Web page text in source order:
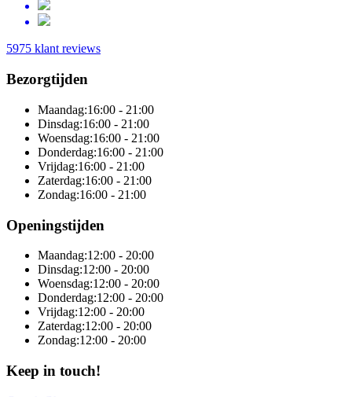
5975 klant reviews
Bezorgtijden
Maandag:16:00 - 21:00
Dinsdag:16:00 - 21:00
Woensdag:16:00 - 21:00
Donderdag:16:00 - 21:00
Vrijdag:16:00 - 21:00
Zaterdag:16:00 - 21:00
Zondag:16:00 - 21:00
Openingstijden
Maandag:12:00 - 20:00
Dinsdag:12:00 - 20:00
Woensdag:12:00 - 20:00
Donderdag:12:00 - 20:00
Vrijdag:12:00 - 20:00
Zaterdag:12:00 - 20:00
Zondag:12:00 - 20:00
Keep in touch!